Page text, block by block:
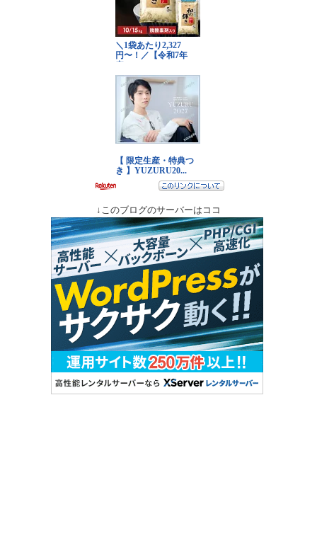
↓このブログのサーバーはココ